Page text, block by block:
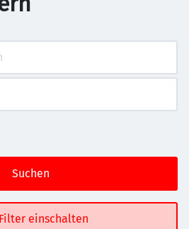
Suchen
Filter einschalten